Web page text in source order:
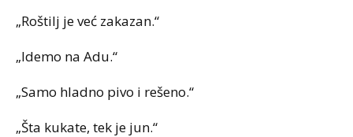
„Roštilj je već zakazan.“
„Idemo na Adu.“
„Samo hladno pivo i rešeno.“
„Šta kukate, tek je jun.“